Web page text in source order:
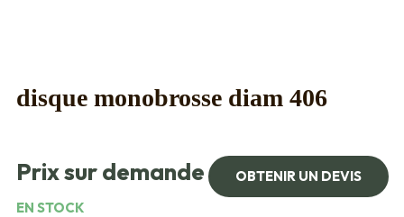
disque monobrosse diam 406
Prix sur demande
OBTENIR UN DEVIS
EN STOCK